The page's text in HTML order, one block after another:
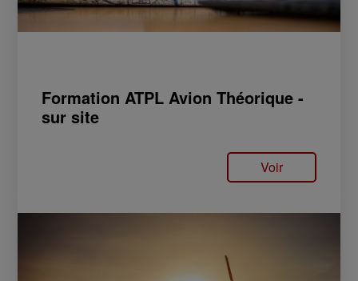
Formation ATPL Avion Théorique -
sur site
Voir